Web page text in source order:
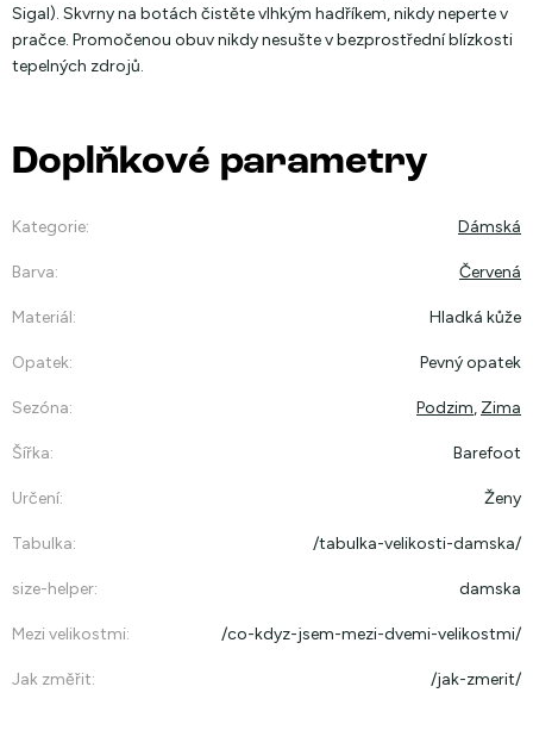
Sigal). Skvrny na botách čistěte vlhkým hadříkem, nikdy neperte v
pračce. Promočenou obuv nikdy nesušte v bezprostřední blízkosti
tepelných zdrojů.
Doplňkové parametry
Kategorie: Dámská
Barva: Červená
Materiál: Hladká kůže
Opatek: Pevný opatek
Sezóna: Podzim, Zima
Šířka: Barefoot
Určení: Ženy
Tabulka: /tabulka-velikosti-damska/
size-helper: damska
Mezi velikostmi: /co-kdyz-jsem-mezi-dvemi-velikostmi/
Jak změřit: /jak-zmerit/